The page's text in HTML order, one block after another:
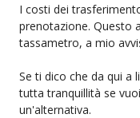
I costi dei
prenotazione. Questo
tassametro, a mio
Se ti dico che da qui a
tutta tranquillità se
un'alternativa.